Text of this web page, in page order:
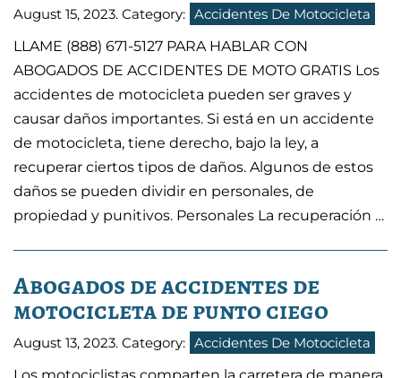
August 15, 2023. Category: Accidentes De Motocicleta
LLAME (888) 671-5127 PARA HABLAR CON
ABOGADOS DE ACCIDENTES DE MOTO GRATIS Los
accidentes de motocicleta pueden ser graves y
causar daños importantes. Si está en un accidente
de motocicleta, tiene derecho, bajo la ley, a
recuperar ciertos tipos de daños. Algunos de estos
daños se pueden dividir en personales, de
propiedad y punitivos. Personales La recuperación …
Abogados de accidentes de
motocicleta de punto ciego
August 13, 2023. Category: Accidentes De Motocicleta